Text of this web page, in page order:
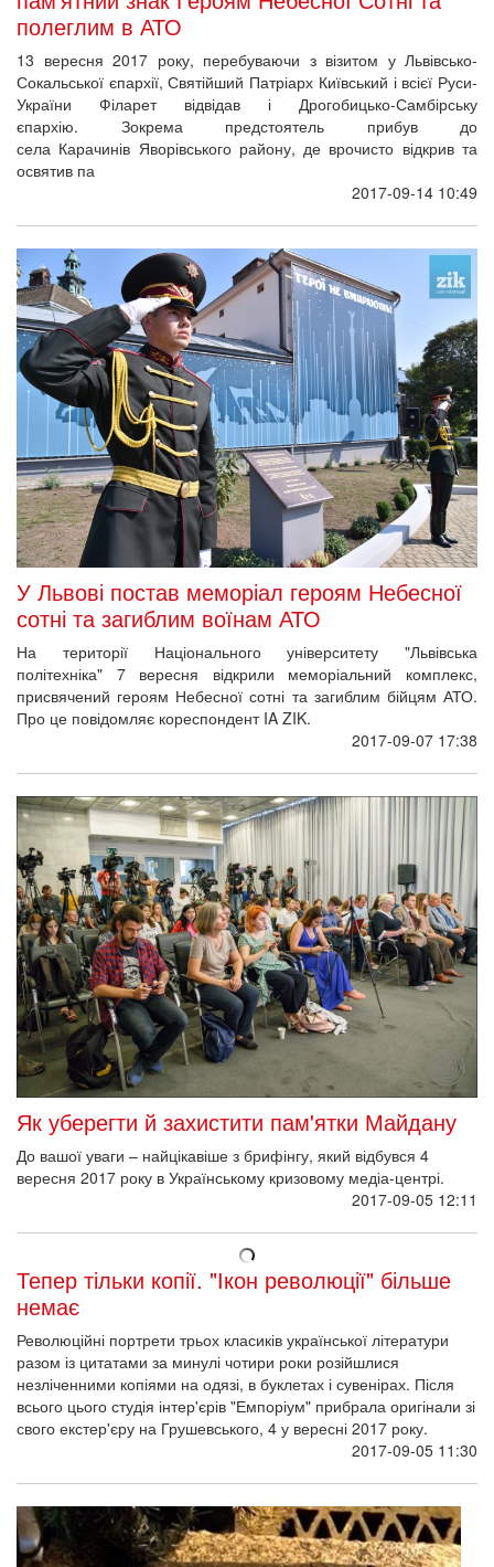
полеглим в АТО
13 вересня 2017 року, перебуваючи з візитом у Львівсько-
Сокальської єпархії, Святійший Патріарх Київський і всієї Руси-
України Філарет відвідав і Дрогобицько-Самбірську
єпархію. Зокрема предстоятель прибув до
села Карачинів Яворівського району, де врочисто відкрив та
освятив па
2017-09-14 10:49
У Львові постав меморіал героям Небесної
сотні та загиблим воїнам АТО
На території Національного університету "Львівська
політехніка" 7 вересня відкрили меморіальний комплекс,
присвячений героям Небесної сотні та загиблим бійцям АТО.
Про це повідомляє кореспондент IA ZIK.
2017-09-07 17:38
Як уберегти й захистити пам'ятки Майдану
До вашої уваги – найцікавіше з брифінгу, який відбувся 4
вересня 2017 року в Українському кризовому медіа-центрі.
2017-09-05 12:11
Тепер тільки копії. "Ікон революції" більше
немає
Революційні портрети трьох класиків української літератури
разом із цитатами за минулі чотири роки розійшлися
незліченними копіями на одязі, в буклетах і сувенірах. Після
всього цього студія інтер'єрів "Емпоріум" прибрала оригінали зі
свого екстер'єру на Грушевського, 4 у вересні 2017 року.
2017-09-05 11:30